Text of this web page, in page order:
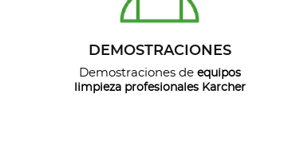
DEMOSTRACIONES
Demostraciones de equipos
limpieza profesionales Karcher